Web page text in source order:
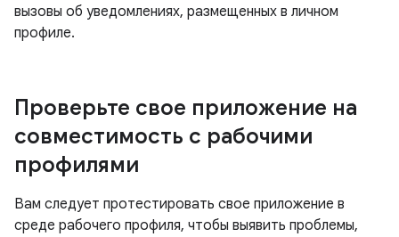
вызовы об уведомлениях, размещенных в личном
профиле.
Проверьте свое приложение на
совместимость с рабочими
профилями
Вам следует протестировать свое приложение в
среде рабочего профиля, чтобы выявить проблемы,